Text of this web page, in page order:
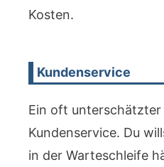
Kosten.
Kundenservice
Ein oft
Kundenservice. Du
in der Warteschleife